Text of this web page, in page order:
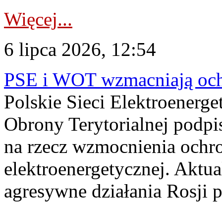
Więcej...
6 lipca 2026, 12:54
PSE i WOT wzmacniają
Polskie Sieci
Obrony Terytorialnej
na rzecz wzmocnienia
elektroenergetycznej.
agresywne działania Rosji